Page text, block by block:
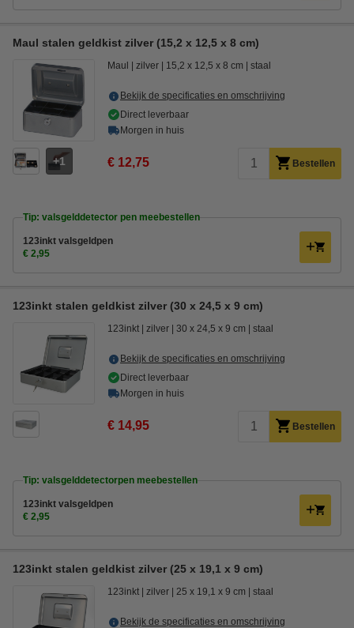
Maul stalen geldkist zilver (15,2 x 12,5 x 8 cm)
1
Maul zilver 15,2 x 12,5 x 8 cm staal
Bekijk de specificaties en omschrijving
Direct leverbaar
Morgen in huis
€ 12,75 Bestellen
Tip: valsgelddetector pen meebestellen
123inkt valsgeldpen
€ 2,95
123inkt stalen geldkist zilver (30 x 24,5 x 9 cm)
123inkt zilver 30 x 24,5 x 9 cm staal
Bekijk de specificaties en omschrijving
Direct leverbaar
Morgen in huis
€ 14,95 Bestellen
Tip: valsgelddetectorpen meebestellen
123inkt valsgeldpen
€ 2,95
123inkt stalen geldkist zilver (25 x 19,1 x 9 cm)
123inkt zilver 25 x 19,1 x 9 cm staal
Bekijk de specificaties en omschrijving